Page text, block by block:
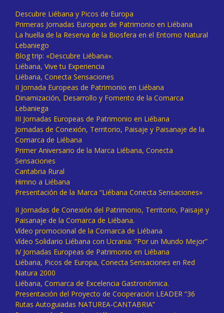
Descubre Liébana y Picos de Europa
Primeras Jornadas Europeas de Patrimonio en Liébana
La huella de la Reserva de la Biosfera en el Entorno Natural
Lebaniego
Blog trip: «Descubre Liébana».
Liébana, Vive tu Experiencia
Liébana, Conecta Sensaciones
II Jornada Europeas de Patrimonio en Liébana
Dinamización, Desarrollo y Fomento de la Comarca
Lebaniega
III Jornadas Europeas de Patrimonio en Liébana
Jornadas de Conexión, Territorio, Paisaje y Paisanaje de la
Comarca de Liébana
Primer Aniversario de la Marca Liébana, Conecta
Sensaciones
Cantabria Rural
Himno a Liébana
Presentación de la Marca “Liébana Conecta Sensaciones»
II Jornadas de Conexión del Patrimonio, Territorio, Paisaje y
Paisanaje de la Comarca de Liébana.
Vídeo promocional de la Comarca de Liébana
Vídeo Solidario Liébana con Ucrania: “Por un Mundo Mejor”
IV Jornadas Europeas de Patrimonio en Liébana
Liébana, Picos de Europa, Conecta Sensaciones en Red
Natura 2000
Liébana, Comarca de Excelencia Gastronómica.
Presentación del Proyecto de Cooperación LEADER “36
Rutas Autoguiadas NATUREA-CANTABRIA”